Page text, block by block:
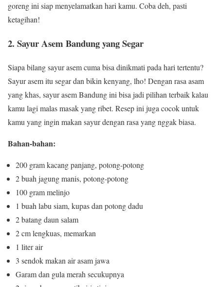
goreng ini siap menyelamatkan hari kamu. Coba deh, pasti
ketagihan!
2. Sayur Asem Bandung yang Segar
Siapa bilang sayur asem cuma bisa dinikmati pada hari tertentu?
Sayur asem itu segar dan bikin kenyang, lho! Dengan rasa asam
yang khas, sayur asem Bandung ini bisa jadi pilihan terbaik kalau
kamu lagi malas masak yang ribet. Resep ini juga cocok untuk
kamu yang ingin makan sayur dengan rasa yang nggak biasa.
Bahan-bahan:
200 gram kacang panjang, potong-potong
2 buah jagung manis, potong-potong
100 gram melinjo
1 buah labu siam, kupas dan potong dadu
2 batang daun salam
2 cm lengkuas, memarkan
1 liter air
3 sendok makan air asam jawa
Garam dan gula merah secukupnya